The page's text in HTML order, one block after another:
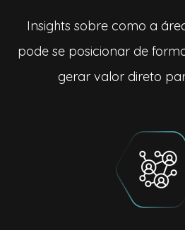
Insights sobre como a
pode se posicionar de
gerar valor direto